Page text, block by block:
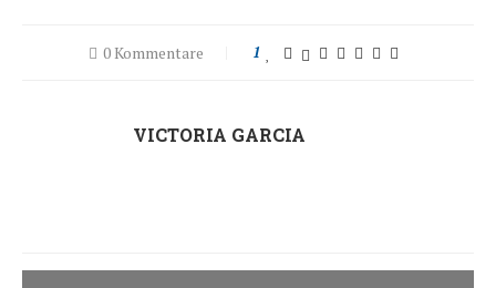
0 Kommentare 1
VICTORIA GARCIA